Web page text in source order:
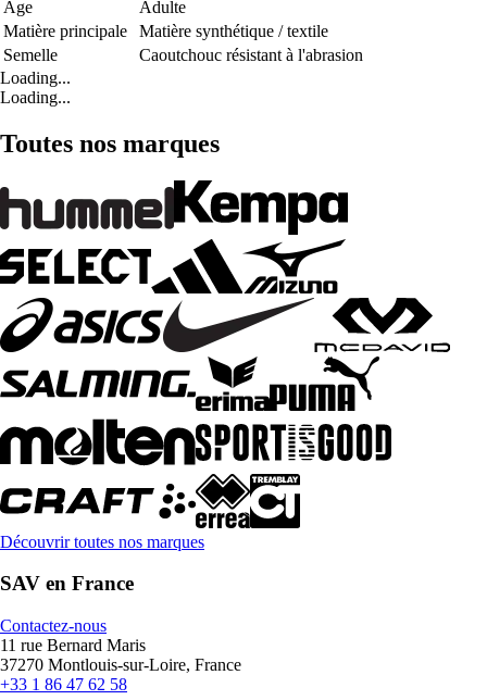
Age
Adulte
Matière principale
Matière synthétique / textile
Semelle
Caoutchouc résistant à l'abrasion
Loading...
Loading...
Toutes nos marques
Découvrir toutes nos marques
SAV en France
Contactez-nous
11 rue Bernard Maris
37270 Montlouis-sur-Loire, France
+33 1 86 47 62 58